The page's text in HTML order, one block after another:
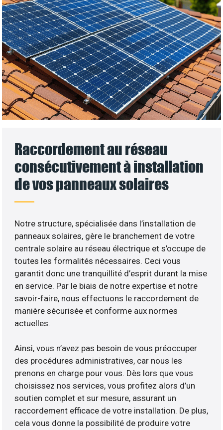
Raccordement au réseau
consécutivement à installation
de vos panneaux solaires
Notre structure, spécialisée dans l’installation de
panneaux solaires, gère le branchement de votre
centrale solaire au réseau électrique et s’occupe de
toutes les formalités nécessaires. Ceci vous
garantit donc une tranquillité d’esprit durant la mise
en service. Par le biais de notre expertise et notre
savoir-faire, nous effectuons le raccordement de
manière sécurisée et conforme aux normes
actuelles.
Ainsi, vous n’avez pas besoin de vous préoccuper
des procédures administratives, car nous les
prenons en charge pour vous. Dès lors que vous
choisissez nos services, vous profitez alors d’un
soutien complet et sur mesure, assurant un
raccordement efficace de votre installation. De plus,
cela vous donne la possibilité de produire votre